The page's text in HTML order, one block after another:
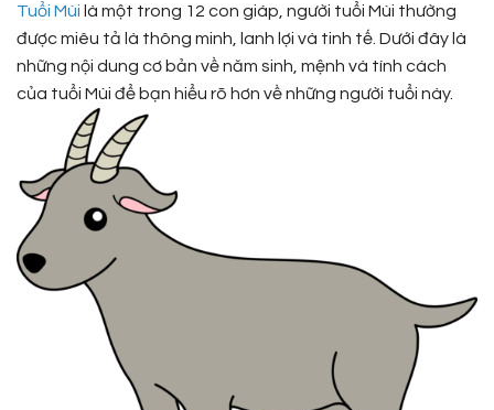
Tuổi Mùi là một trong 12 con giáp, người tuổi Mùi thường
được miêu tả là thông minh, lanh lợi và tinh tế. Dưới đây là
những nội dung cơ bản về năm sinh, mệnh và tính cách
của tuổi Mùi để bạn hiểu rõ hơn về những người tuổi này.